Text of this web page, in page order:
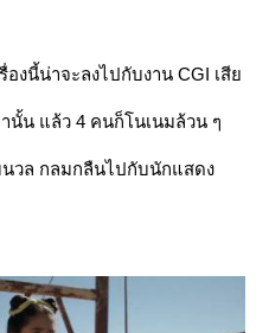
องนี้น่าจะลงไปกับงาน CGI เสี
น แล้ว 4 คนก็โนเนมล้วน ๆ
วล กลมกลืนไปกับนักแสดง